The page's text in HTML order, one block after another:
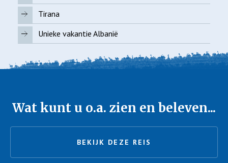
Tirana
Unieke vakantie Albanië
Wat kunt u o.a. zien en beleven...
BEKIJK DEZE REIS